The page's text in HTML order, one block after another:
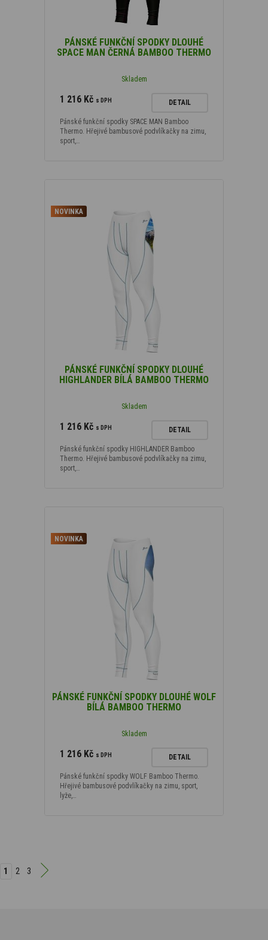
PÁNSKÉ FUNKČNÍ SPODKY DLOUHÉ
SPACE MAN ČERNÁ BAMBOO THERMO
Skladem
1 216 Kč s DPH DETAIL
Pánské funkční spodky SPACE MAN Bamboo
Thermo. Hřejivé bambusové podvlíkačky na zimu,
sport,…
NOVINKA
PÁNSKÉ FUNKČNÍ SPODKY DLOUHÉ
HIGHLANDER BÍLÁ BAMBOO THERMO
Skladem
1 216 Kč s DPH DETAIL
Pánské funkční spodky HIGHLANDER Bamboo
Thermo. Hřejivé bambusové podvlíkačky na zimu,
sport,…
NOVINKA
PÁNSKÉ FUNKČNÍ SPODKY DLOUHÉ WOLF
BÍLÁ BAMBOO THERMO
Skladem
1 216 Kč s DPH DETAIL
Pánské funkční spodky WOLF Bamboo Thermo.
Hřejivé bambusové podvlíkačky na zimu, sport,
lyže,…
1 2 3